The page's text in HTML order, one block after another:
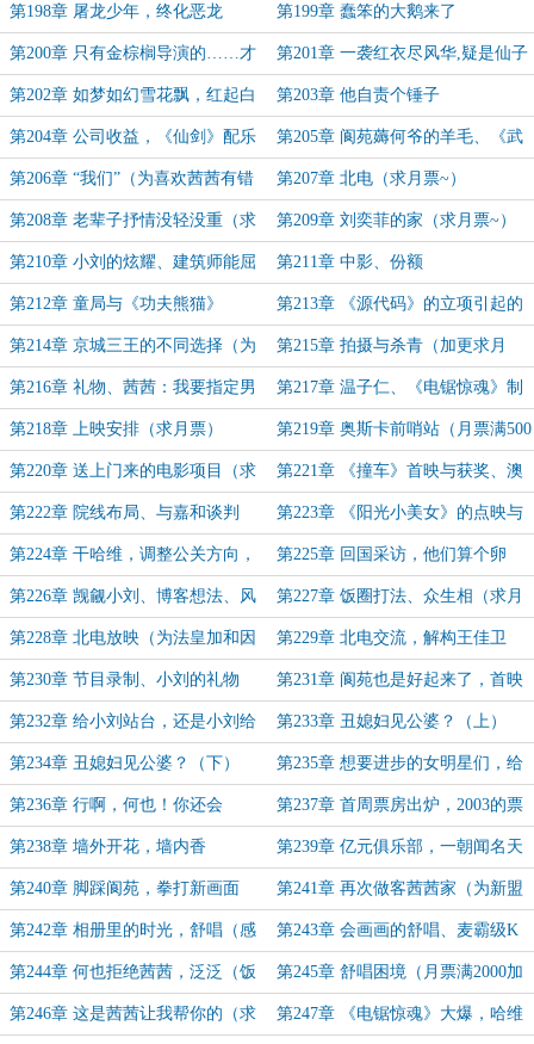
（下）
第198章 屠龙少年，终化恶龙
（下）
第199章 蠢笨的大鹅来了
第200章 只有金棕榈导演的……才
配演貂蝉
第201章 一袭红衣尽风华,疑是仙子
从天降
第202章 如梦如幻雪花飘，红起白
落情缘薄
第203章 他自责个锤子
第204章 公司收益，《仙剑》配乐 第205章 阆苑薅何爷的羊毛、《武
林外传》（求月票）
第206章 “我们”（为喜欢茜茜有错
吗、李壮壮、安静的风浮过加更）
第207章 北电（求月票~）
第208章 老辈子抒情没轻没重（求
月票~）
第209章 刘奕菲的家（求月票~）
第210章 小刘的炫耀、建筑师能屈
能伸（求月票~）
第211章 中影、份额
第212章 童局与《功夫熊猫》 第213章 《源代码》的立项引起的
看衰潮、小胖果断出击、网络骂战
第214章 京城三王的不同选择（为
果冻茜加更求月票）
第215章 拍摄与杀青（加更求月
票）
第216章 礼物、茜茜：我要指定男
主角（求月中福利月票）
第217章 温子仁、《电锯惊魂》制
作完成（求月票）
第218章 上映安排（求月票） 第219章 奥斯卡前哨站（月票满500
张加更）
第220章 送上门来的电影项目（求
月票）
第221章 《撞车》首映与获奖、澳
洲大白的热络（求月票）
第222章 院线布局、与嘉和谈判
（求月票~）
第223章 《阳光小美女》的点映与
评价（为打赏加更求月票~）
第224章 干哈维，调整公关方向，
争论与回国（为李壮壮加更）
第225章 回国采访，他们算个卵
（为李壮壮的盟主再加更一次）
第226章 觊觎小刘、博客想法、风
暴舆论（求月票~）
第227章 饭圈打法、众生相（求月
票~）
第228章 北电放映（为法皇加和因
知雨来的打赏加更~）
第229章 北电交流，解构王佳卫
（求月票）
第230章 节目录制、小刘的礼物
（昨天说的补更和加更求月票）
第231章 阆苑也是好起来了，首映
礼也有人送项目！
第232章 给小刘站台，还是小刘给
何也标记归属？（为迎风微笑的加
更）
第233章 丑媳妇见公婆？（上）
（月票满1000加更）
第234章 丑媳妇见公婆？（下） 第235章 想要进步的女明星们，给
机会你们不中用啊！（9k含加更）
第236章 行啊，何也！你还会
养……
第237章 首周票房出炉，2003的票
房终于回暖？
第238章 墙外开花，墙内香 第239章 亿元俱乐部，一朝闻名天
下知（为唯艾痴狂、墨如茜似水…加
更）
第240章 脚踩阆苑，拳打新画面
（感谢安静的风浮过打赏盟主）
第241章 再次做客茜茜家（为新盟
主、李壮壮和月票满1500加更5千）
第242章 相册里的时光，舒唱（感
谢安静的风浮过打赏盟主）
第243章 会画画的舒唱、麦霸级K
歌达人刘茜茜（求月票）
第244章 何也拒绝茜茜，泛泛（饭
饭）之交（求月初月票~）
第245章 舒唱困境（月票满2000加
更，求月初月票~）
第246章 这是茜茜让我帮你的（求 第247章 《电锯惊魂》大爆，哈维